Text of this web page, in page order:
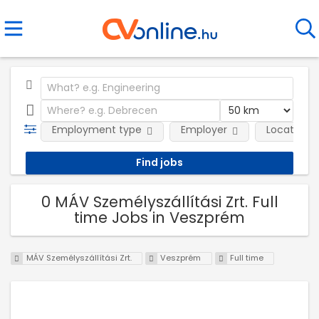
Employment type Employer Location
0 MÁV Személyszállítási Zrt. Full
time Jobs in Veszprém
MÁV Személyszállítási Zrt. Veszprém Full time